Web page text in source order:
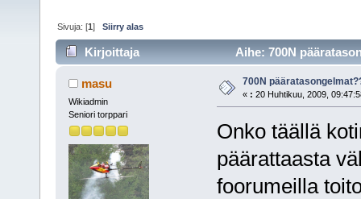
Sivuja: [1]Siirry alas
Kirjoittaja Aihe: 700N
masu
Wikiadmin
Seniori torppari
700N
« : 20 Huhtikuu, 2009,
Onko täällä
päärattaasta
foorumeilla